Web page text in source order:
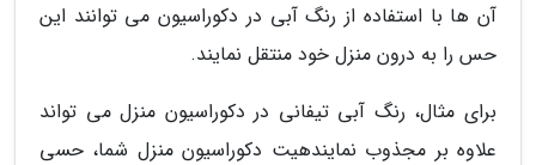
آن ها با استفاده از رنگ آبی در دکوراسیون می توانند این
حس را به درون منزل خود منتقل نمایند.
برای مثال، رنگ آبی تیفانی در دکوراسیون منزل می تواند
علاوه بر مجذوب نمایندهیت دکوراسیون منزل شما، حسی